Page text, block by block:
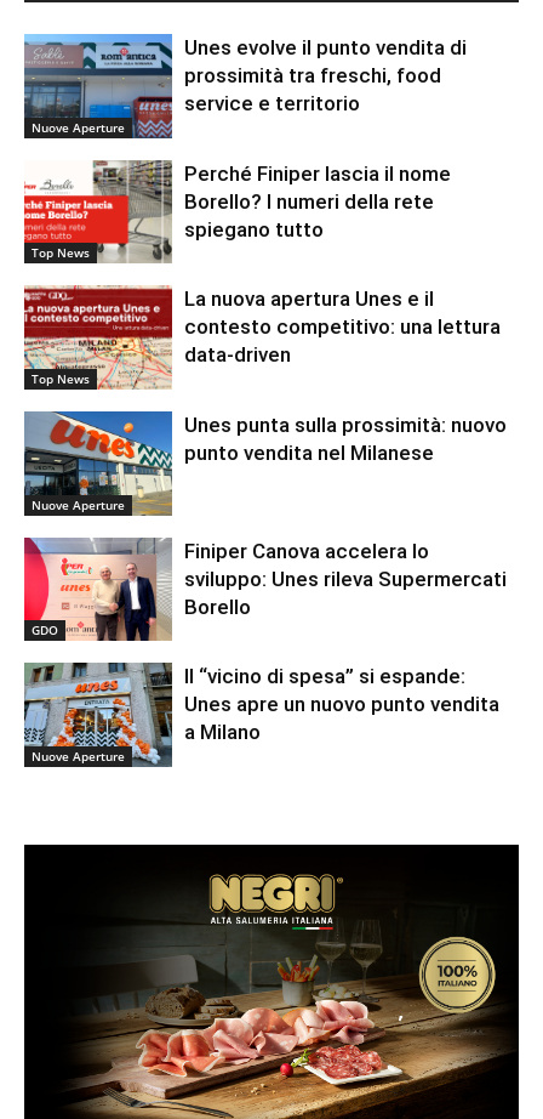
Nuove Aperture
Unes evolve il punto vendita di
prossimità tra freschi, food
service e territorio
Top News
Perché Finiper lascia il nome
Borello? I numeri della rete
spiegano tutto
Top News
La nuova apertura Unes e il
contesto competitivo: una lettura
data-driven
Nuove Aperture
Unes punta sulla prossimità: nuovo
punto vendita nel Milanese
GDO
Finiper Canova accelera lo
sviluppo: Unes rileva Supermercati
Borello
Nuove Aperture
Il “vicino di spesa” si espande:
Unes apre un nuovo punto vendita
a Milano